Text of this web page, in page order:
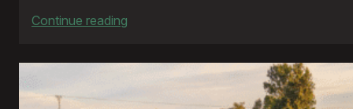
Continue reading
ze
kobiecy